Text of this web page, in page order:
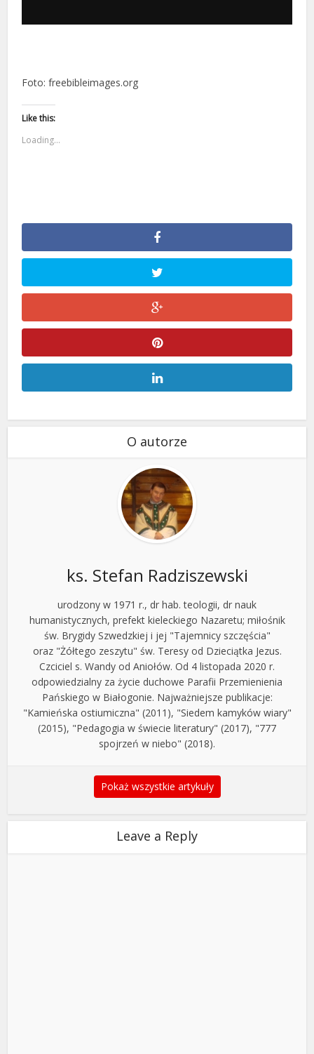
Foto: freebibleimages.org
Like this:
Loading...
O autorze
ks. Stefan Radziszewski
urodzony w 1971 r., dr hab. teologii, dr nauk
humanistycznych, prefekt kieleckiego Nazaretu; miłośnik
św. Brygidy Szwedzkiej i jej "Tajemnicy szczęścia"
oraz "Żółtego zeszytu" św. Teresy od Dzieciątka Jezus.
Czciciel s. Wandy od Aniołów. Od 4 listopada 2020 r.
odpowiedzialny za życie duchowe Parafii Przemienienia
Pańskiego w Białogonie. Najważniejsze publikacje:
"Kamieńska ostiumiczna" (2011), "Siedem kamyków wiary"
(2015), "Pedagogia w świecie literatury" (2017), "777
spojrzeń w niebo" (2018).
Pokaż wszystkie artykuły
Leave a Reply